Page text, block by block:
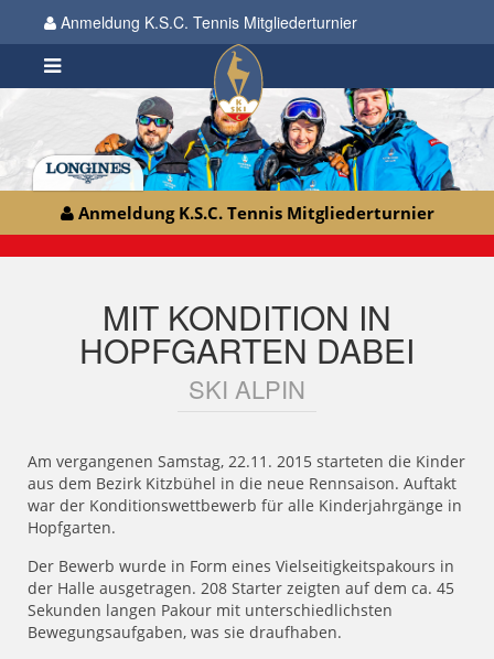
Anmeldung K.S.C. Tennis Mitgliederturnier
Anmeldung K.S.C. Tennis Mitgliederturnier
MIT KONDITION IN
HOPFGARTEN DABEI
SKI ALPIN
Am vergangenen Samstag, 22.11. 2015 starteten die Kinder
aus dem Bezirk Kitzbühel in die neue Rennsaison. Auftakt
war der Konditionswettbewerb für alle Kinderjahrgänge in
Hopfgarten.
Der Bewerb wurde in Form eines Vielseitigkeitspakours in
der Halle ausgetragen. 208 Starter zeigten auf dem ca. 45
Sekunden langen Pakour mit unterschiedlichsten
Bewegungsaufgaben, was sie draufhaben.